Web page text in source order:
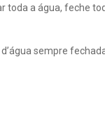
toda a água, feche
sempre